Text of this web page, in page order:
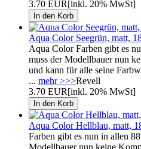
3.70 EUR[inkl. 20% MwSt]
Aqua Color Seegrün, matt,
Aqua Color Farben gibt es
muss der Modellbauer nun
und kann für alle seine
... mehr >>>Revell
3.70 EUR[inkl. 20% MwSt]
Aqua Color Hellblau, matt,
Farben gibt es nun in allen
Modellbauer nun keine